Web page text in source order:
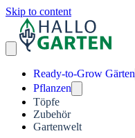
Skip to content
Ready-to-Grow Gärten
Pflanzen
Töpfe
Zubehör
Gartenwelt